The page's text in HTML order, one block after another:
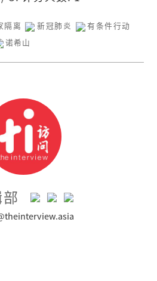
隔离 新冠肺炎
有条件行动
诺希山